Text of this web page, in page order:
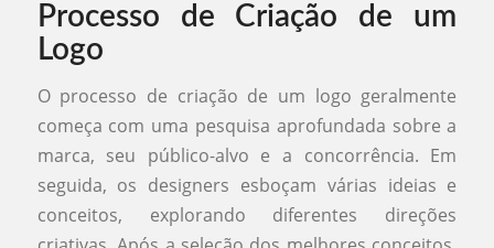
Processo de Criação de um
Logo
O processo de criação de um logo geralmente
começa com uma pesquisa aprofundada sobre a
marca, seu público-alvo e a concorrência. Em
seguida, os designers esboçam várias ideias e
conceitos, explorando diferentes direções